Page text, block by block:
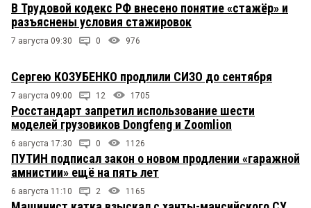
В Трудовой кодекс РФ внесено понятие «стажёр» и
разъяснены условия стажировок
7 августа 09:30 0 976
Сергею КОЗУБЕНКО продлили СИЗО до сентября
7 августа 09:00 12 1705
Росстандарт запретил использование шести
моделей грузовиков Dongfeng и Zoomlion
6 августа 17:30 0 1126
ПУТИН подписал закон о новом продлении «гаражной
амнистии» ещё на пять лет
6 августа 11:10 2 1165